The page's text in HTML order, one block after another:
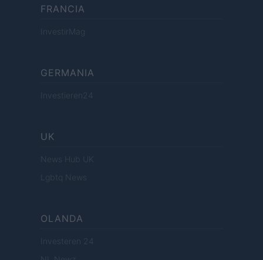
FRANCIA
InvestirMag
GERMANIA
Investieren24
UK
News Hub UK
Lgbtq News
OLANDA
Investeren 24